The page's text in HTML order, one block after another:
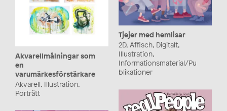
Akvarellmålningar som
en
varumärkesförstärkare
Akvarell, Illustration,
Porträtt
Tjejer med hemlisar
2D, Affisch, Digitalt,
Illustration,
Informationsmaterial/Pu
blikationer